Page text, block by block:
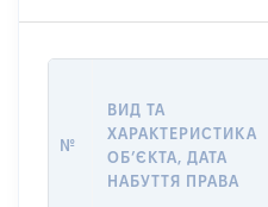
№
ВИД ТА
ХАРАКТЕРИСТИКА
ОБʼЄКТА, ДАТА
НАБУТТЯ ПРАВА